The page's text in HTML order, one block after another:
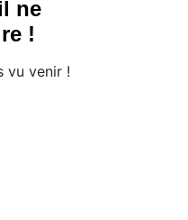
ne
!
vu venir !